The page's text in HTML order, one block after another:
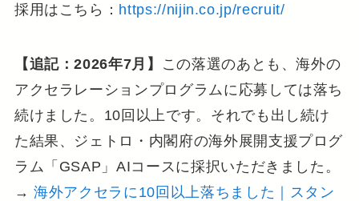
採用はこちら： https://nijin.co.jp/recruit/
【追記：2026年7月】
この落選のあとも、海外の
アクセラレーションプログラムに応募しては落ち
続けました。10回以上です。それでも出し続け
た結果、ジェトロ・内閣府の海外展開支援プログ
ラム「GSAP」AIコースに採択いただきました。
→海外アクセラに10回以上落ちました｜スタン